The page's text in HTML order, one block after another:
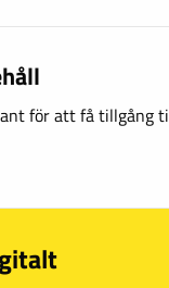
för att få tillgång